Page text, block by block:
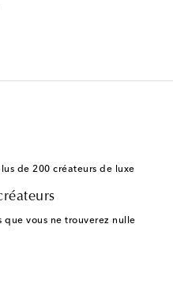
de 200 créateurs de luxe
que vous ne trouverez nulle